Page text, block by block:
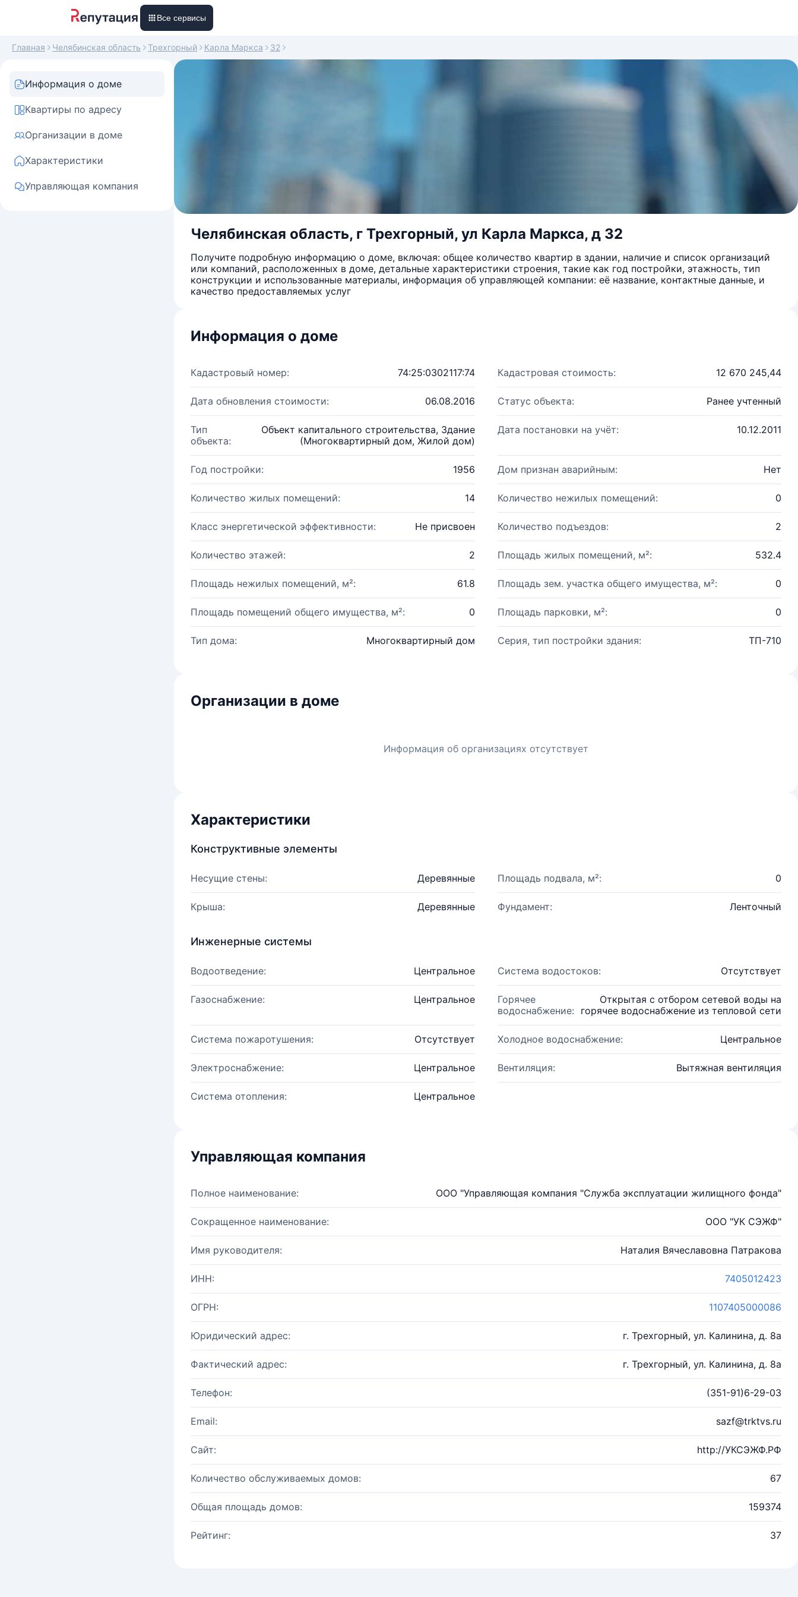
Все сервисы
Главная Челябинская область Трехгорный Карла Маркса 32
Информация о доме
Квартиры по адресу
Организации в доме
Характеристики
Управляющая компания
Челябинская область, г Трехгорный, ул Карла Маркса, д 32
Получите подробную информацию о доме, включая: общее количество квартир в здании, наличие и список организаций
или компаний, расположенных в доме, детальные характеристики строения, такие как год постройки, этажность, тип
конструкции и использованные материалы, информация об управляющей компании: её название, контактные данные, и
качество предоставляемых услуг
Информация о доме
Кадастровый номер: 74:25:0302117:74 Кадастровая стоимость: 12 670 245,44
Дата обновления стоимости: 06.08.2016 Статус объекта: Ранее учтенный
Тип
объекта:
Объект капитального строительства, Здание
(Многоквартирный дом, Жилой дом)
Дата постановки на учёт: 10.12.2011
Год постройки: 1956 Дом признан аварийным: Нет
Количество жилых помещений: 14 Количество нежилых помещений: 0
Класс энергетической эффективности: Не присвоен Количество подъездов: 2
Количество этажей: 2 Площадь жилых помещений, м²: 532.4
Площадь нежилых помещений, м²: 61.8 Площадь зем. участка общего имущества, м²: 0
Площадь помещений общего имущества, м²: 0 Площадь парковки, м²: 0
Тип дома: Многоквартирный дом Серия, тип постройки здания: ТП-710
Организации в доме
Информация об организациях отсутствует
Характеристики
Конструктивные элементы
Несущие стены: Деревянные Площадь подвала, м²: 0
Крыша: Деревянные Фундамент: Ленточный
Инженерные системы
Водоотведение: Центральное Система водостоков: Отсутствует
Газоснабжение: Центральное
Горячее
водоснабжение:
Открытая с отбором сетевой воды на
горячее водоснабжение из тепловой сети
Система пожаротушения: Отсутствует Холодное водоснабжение: Центральное
Электроснабжение: Центральное Вентиляция: Вытяжная вентиляция
Система отопления: Центральное
Управляющая компания
Полное наименование: ООО "Управляющая компания "Служба эксплуатации жилищного фонда"
Сокращенное наименование: ООО "УК СЭЖФ"
Имя руководителя: Наталия Вячеславовна Патракова
ИНН: 7405012423
ОГРН: 1107405000086
Юридический адрес: г. Трехгорный, ул. Калинина, д. 8а
Фактический адрес: г. Трехгорный, ул. Калинина, д. 8а
Телефон: (351-91)6-29-03
Email: sazf@trktvs.ru
Сайт: http://УКСЭЖФ.РФ
Количество обслуживаемых домов: 67
Общая площадь домов: 159374
Рейтинг: 37